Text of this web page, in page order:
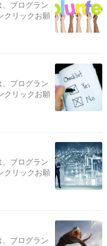
ブログラン
クリックお願
ブログラン
クリックお願
ブログラン
クリックお願
ブログラン